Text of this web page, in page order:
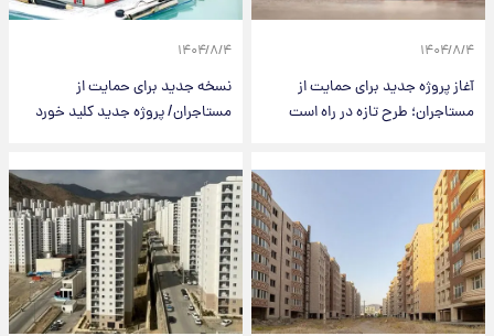
۱۴۰۴/۸/۴
آغاز پروژه جدید برای حمایت از
مستاجران؛ طرح تازه در راه است
۱۴۰۴/۸/۴
نسخه جدید برای حمایت از
مستاجران/ پروژه جدید کلید خورد